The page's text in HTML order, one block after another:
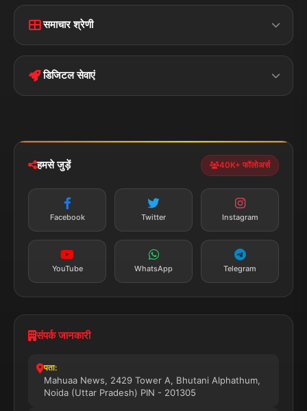
Disclaimer
Terms &
Privacy Policy
समाचार श्रेणी
पॉलिटिकल झारखण्ड
डिजिटल सेवाएं
न्यूज़ अलर्ट
तत्काल अपडेट
सब्सक्राइब करें
हमसे जुड़ें 40K+ फॉलोअर्स
Facebook Twitter Instagram
YouTube WhatsApp Telegram
संपर्क जानकारी
पता:
Mahuaa News, 2429 Tower A, Bhutani Alphathum,
Noida (Uttar Pradesh) PIN - 201305